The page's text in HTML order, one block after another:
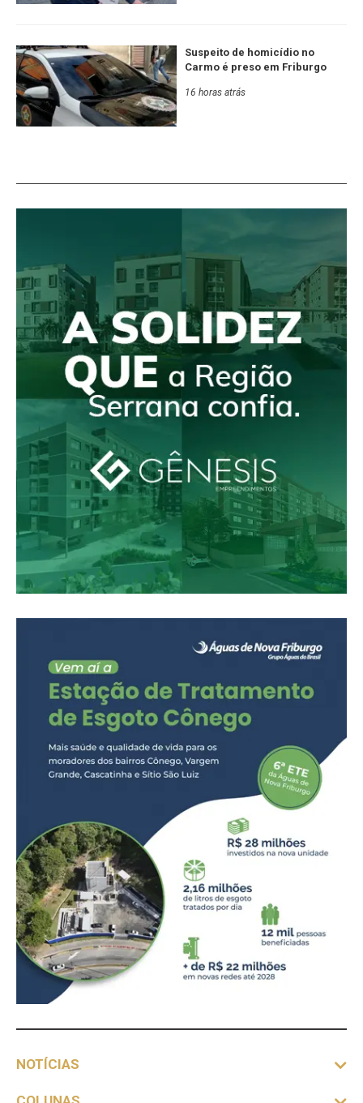
Suspeito de homicídio no
Carmo é preso em Friburgo
16 horas atrás
NOTÍCIAS